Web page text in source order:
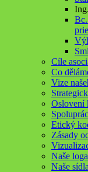
Cíle
Co
Vize
Oslovení
Etický
Zásady
Naše loga
Naše sídla